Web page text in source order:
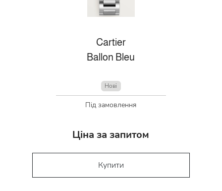
Cartier
Ballon Bleu
Нові
Під замовлення
Ціна за запитом
Купити